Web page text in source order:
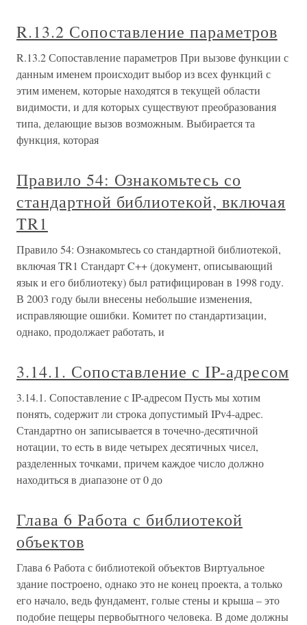
R.13.2 Сопоставление параметров
R.13.2 Сопоставление параметров При вызове функции с
данным именем происходит выбор из всех функций с
этим именем, которые находятся в текущей области
видимости, и для которых существуют преобразования
типа, делающие вызов возможным. Выбирается та
функция, которая
Правило 54: Ознакомьтесь со
стандартной библиотекой, включая
TR1
Правило 54: Ознакомьтесь со стандартной библиотекой,
включая TR1 Стандарт C++ (документ, описывающий
язык и его библиотеку) был ратифицирован в 1998 году.
В 2003 году были внесены небольшие изменения,
исправляющие ошибки. Комитет по стандартизации,
однако, продолжает работать, и
3.14.1. Сопоставление с IP-адресом
3.14.1. Сопоставление с IP-адресом Пусть мы хотим
понять, содержит ли строка допустимый IPv4-адрес.
Стандартно он записывается в точечно-десятичной
нотации, то есть в виде четырех десятичных чисел,
разделенных точками, причем каждое число должно
находиться в диапазоне от 0 до
Глава 6 Работа с библиотекой
объектов
Глава 6 Работа с библиотекой объектов Виртуальное
здание построено, однако это не конец проекта, а только
его начало, ведь фундамент, голые стены и крыша – это
подобие пещеры первобытного человека. В доме должны